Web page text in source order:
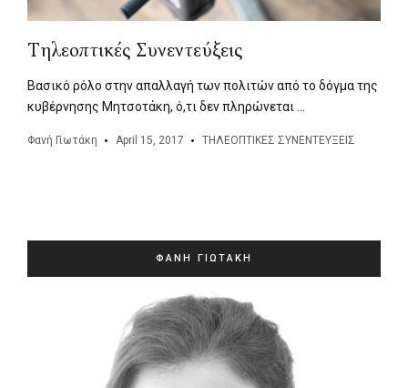
Τηλεοπτικές Συνεντεύξεις
Βασικό ρόλο στην απαλλαγή των πολιτών από το δόγμα της
κυβέρνησης Μητσοτάκη, ό,τι δεν πληρώνεται …
Φανή Γιωτάκη April 15, 2017 ΤΗΛΕΟΠΤΙΚΕΣ ΣΥΝΕΝΤΕΥΞΕΙΣ
ΦΑΝΗ ΓΙΩΤΑΚΗ